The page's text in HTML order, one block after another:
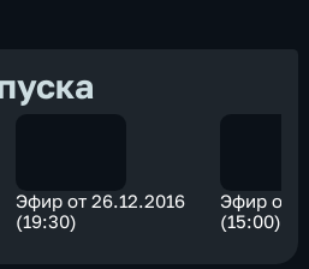
Эфир от 26.12.2016
(19:30)
Эфир от
(15:00)